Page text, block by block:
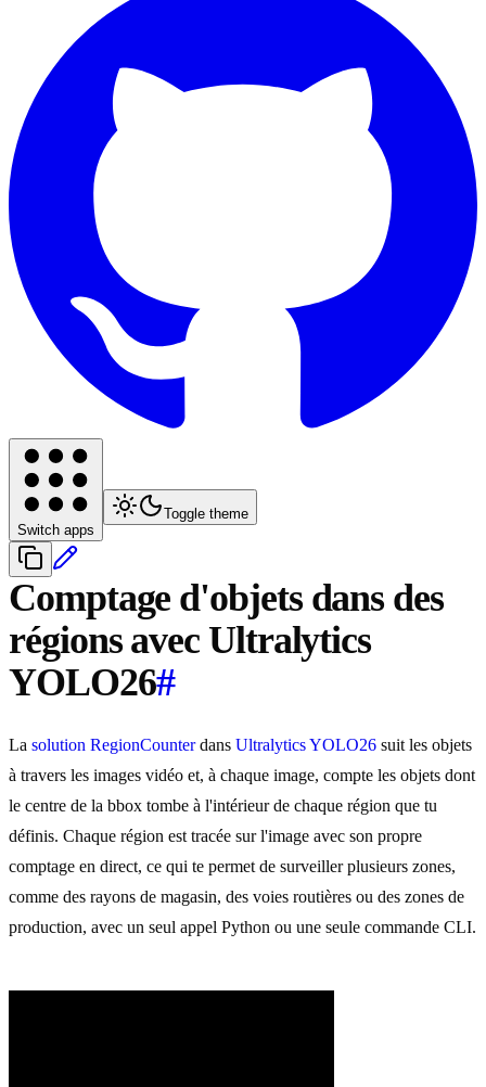
Switch apps
Toggle theme
Comptage d'objets dans des
régions avec Ultralytics
YOLO26#
La solution RegionCounterdans Ultralytics YOLO26 suit les objets
à travers les images vidéo et, à chaque image, compte les objets dont
le centre de la bbox tombe à l'intérieur de chaque région que tu
définis. Chaque région est tracée sur l'image avec son propre
comptage en direct, ce qui te permet de surveiller plusieurs zones,
comme des rayons de magasin, des voies routières ou des zones de
production, avec un seul appel Python ou une seule commande CLI.